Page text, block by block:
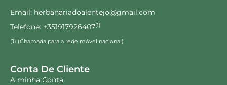
Email: herbanariadoalentejo@gmail.com
Telefone: +351917926407(1)
(1) (Chamada para a rede móvel nacional)
Conta De Cliente
A minha Conta